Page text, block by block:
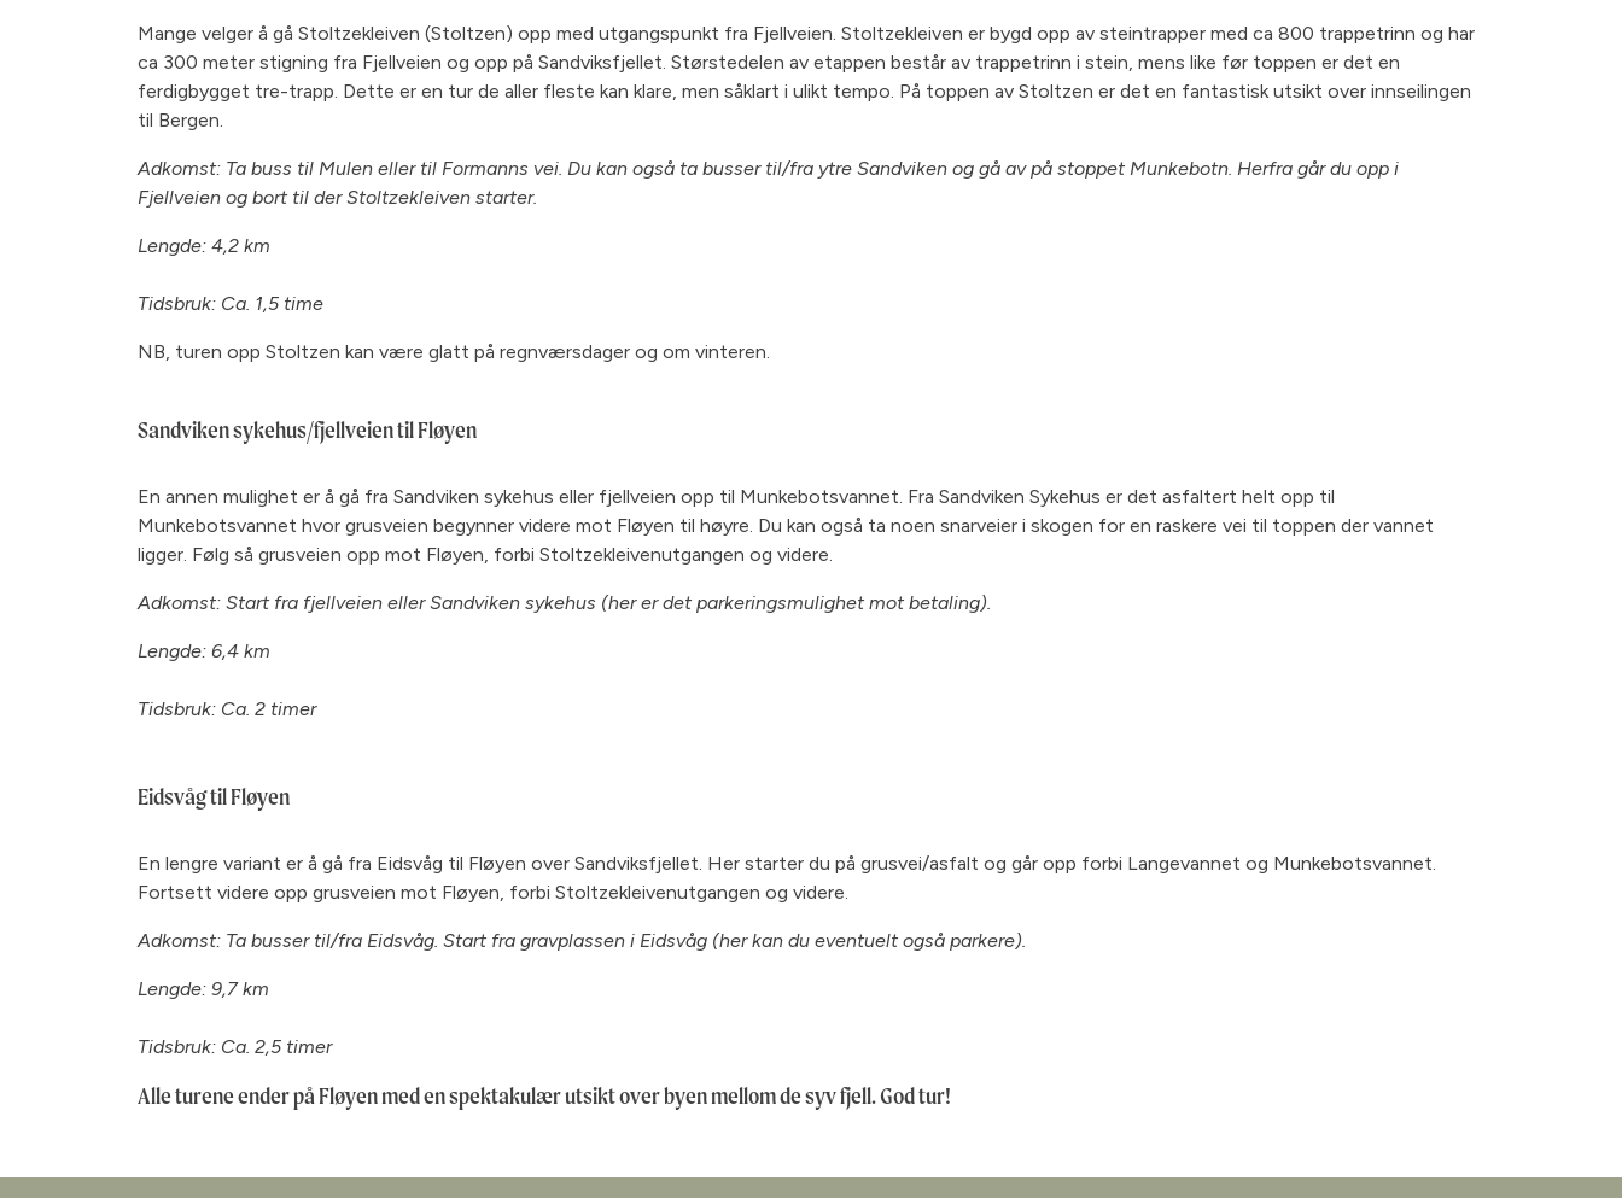
Mange velger å gå Stoltzekleiven (Stoltzen) opp med utgangspunkt fra Fjellveien. Stoltzekleiven er bygd opp av steintrapper med ca 800 trappetrinn og har
ca 300 meter stigning fra Fjellveien og opp på Sandviksfjellet. Størstedelen av etappen består av trappetrinn i stein, mens like før toppen er det en
ferdigbygget tre-trapp. Dette er en tur de aller fleste kan klare, men såklart i ulikt tempo. På toppen av Stoltzen er det en fantastisk utsikt over innseilingen
til Bergen.
Adkomst: Ta buss til Mulen eller til Formanns vei. Du kan også ta busser til/fra ytre Sandviken og gå av på stoppet Munkebotn. Herfra går du opp i
Fjellveien og bort til der Stoltzekleiven starter.
Lengde: 4,2 km
Tidsbruk: Ca. 1,5 time
NB, turen opp Stoltzen kan være glatt på regnværsdager og om vinteren.
Sandviken sykehus/fjellveien til Fløyen
En annen mulighet er å gå fra Sandviken sykehus eller fjellveien opp til Munkebotsvannet. Fra Sandviken Sykehus er det asfaltert helt opp til
Munkebotsvannet hvor grusveien begynner videre mot Fløyen til høyre. Du kan også ta noen snarveier i skogen for en raskere vei til toppen der vannet
ligger. Følg så grusveien opp mot Fløyen, forbi Stoltzekleivenutgangen og videre.
Adkomst: Start fra fjellveien eller Sandviken sykehus (her er det parkeringsmulighet mot betaling).
Lengde: 6,4 km
Tidsbruk: Ca. 2 timer
Eidsvåg til Fløyen
En lengre variant er å gå fra Eidsvåg til Fløyen over Sandviksfjellet. Her starter du på grusvei/asfalt og går opp forbi Langevannet og Munkebotsvannet.
Fortsett videre opp grusveien mot Fløyen, forbi Stoltzekleivenutgangen og videre.
Adkomst: Ta busser til/fra Eidsvåg. Start fra gravplassen i Eidsvåg (her kan du eventuelt også parkere).
Lengde: 9,7 km
Tidsbruk: Ca. 2,5 timer
Alle turene ender på Fløyen med en spektakulær utsikt over byen mellom de syv fjell. God tur!